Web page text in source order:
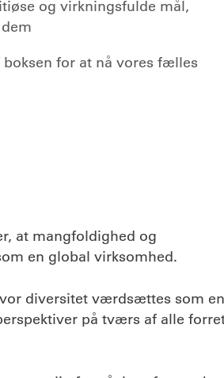
og virkningsfulde mål,
for at nå vores fælles
at mangfoldighed og
en global virksomhed.
diversitet værdsættes som
på tværs af alle